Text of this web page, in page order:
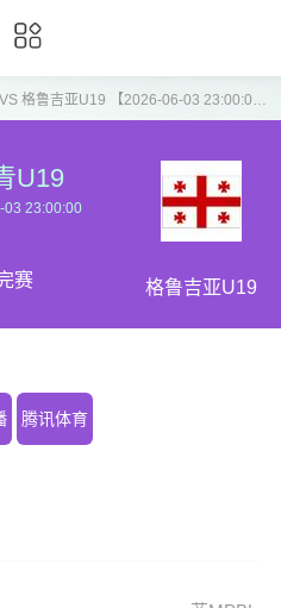
格鲁吉亚U19 【2026-06-03 23:00:00】
U19
03 23:00:00
赛 格鲁吉亚U19
腾讯体育